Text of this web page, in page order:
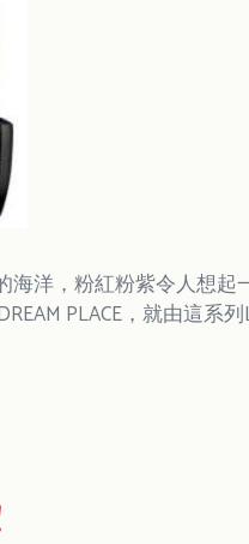
海洋，粉紅粉紫令人想起
PLACE，就由這系列